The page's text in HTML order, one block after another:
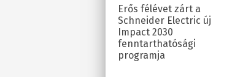
Erős félévet zárt a
Schneider Electric új
Impact 2030
fenntarthatósági
programja